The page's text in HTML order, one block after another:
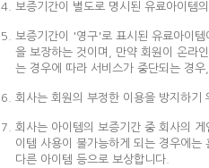
보증기간이 별도로 명시된 유료아이템
보증기간이 '영구'로 표시된 유료아이
을 보장하는 것이며, 만약 회원이 온라
는 경우에 따라 서비스가 중단되는 경
회사는 회원의 부정한 이용을 방지하기
회사는 아이템의 보증기간 중 회사의
이템 사용이 불가능하게 되는 경우에
다른 아이템 등으로 보상합니다.